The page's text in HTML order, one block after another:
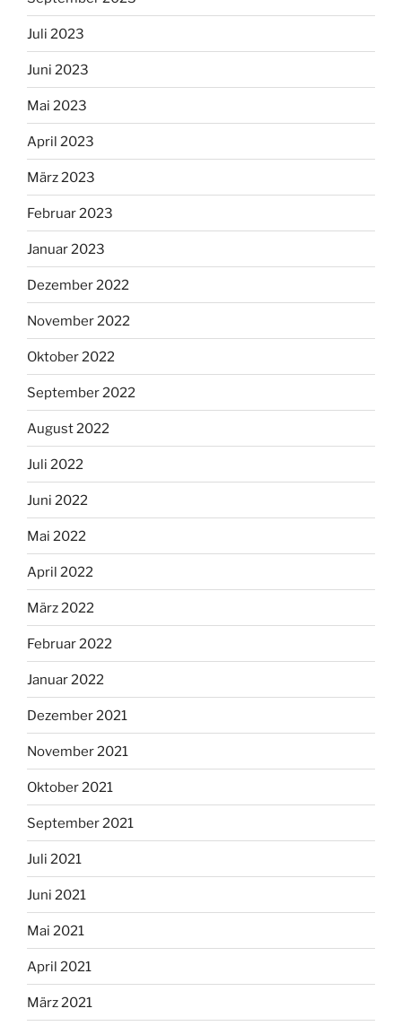
Juli 2023
Juni 2023
Mai 2023
April 2023
März 2023
Februar 2023
Januar 2023
Dezember 2022
November 2022
Oktober 2022
September 2022
August 2022
Juli 2022
Juni 2022
Mai 2022
April 2022
März 2022
Februar 2022
Januar 2022
Dezember 2021
November 2021
Oktober 2021
September 2021
Juli 2021
Juni 2021
Mai 2021
April 2021
März 2021